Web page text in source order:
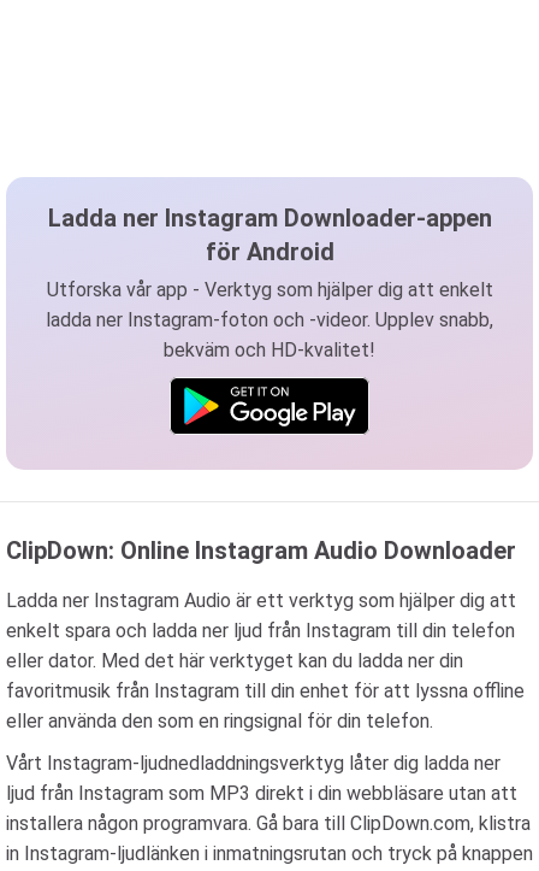
Ladda ner Instagram Downloader-appen
för Android
Utforska vår app - Verktyg som hjälper dig att enkelt
ladda ner Instagram-foton och -videor. Upplev snabb,
bekväm och HD-kvalitet!
ClipDown: Online Instagram Audio Downloader
Ladda ner Instagram Audio är ett verktyg som hjälper dig att
enkelt spara och ladda ner ljud från Instagram till din telefon
eller dator. Med det här verktyget kan du ladda ner din
favoritmusik från Instagram till din enhet för att lyssna offline
eller använda den som en ringsignal för din telefon.
Vårt Instagram-ljudnedladdningsverktyg låter dig ladda ner
ljud från Instagram som MP3 direkt i din webbläsare utan att
installera någon programvara. Gå bara till ClipDown.com, klistra
in Instagram-ljudlänken i inmatningsrutan och tryck på knappen